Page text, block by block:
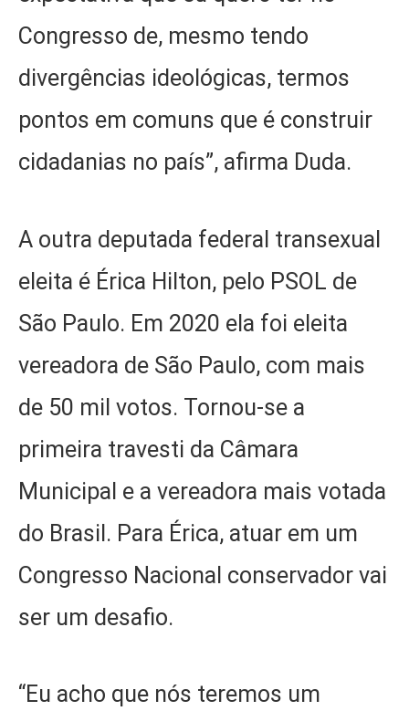
Congresso de, mesmo tendo
divergências ideológicas, termos
pontos em comuns que é construir
cidadanias no país”, afirma Duda.
A outra deputada federal transexual
eleita é Érica Hilton, pelo PSOL de
São Paulo. Em 2020 ela foi eleita
vereadora de São Paulo, com mais
de 50 mil votos. Tornou-se a
primeira travesti da Câmara
Municipal e a vereadora mais votada
do Brasil. Para Érica, atuar em um
Congresso Nacional conservador vai
ser um desafio.
“Eu acho que nós teremos um